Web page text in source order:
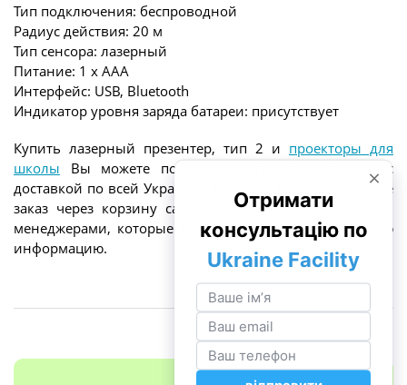
Тип подключения: беспроводной
Радиус действия: 20 м
Тип сенсора: лазерный
Питание: 1 х AAA
Интерфейс: USB, Bluetooth
Индикатор уровня заряда батареи: присутствует
Купить лазерный презентер, тип 2 и проекторы для
школы Вы можете по цене от производителя и с
доставкой по всей Украине. Для этого просто оформите
заказ через корзину сайта или свяжитесь с нашими
менеджерами, которые предоставят всю необходимую
информацию.